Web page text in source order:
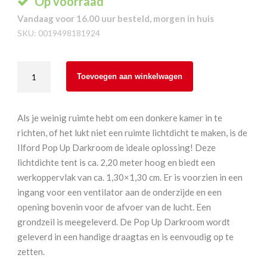
Vandaag voor 16.00 uur besteld, morgen in huis
SKU: 0019498181924
Pop
Darkroom
aantal
Toevoegen aan winkelwagen
Als je weinig ruimte hebt om een donkere kamer in te
richten, of het lukt niet een ruimte lichtdicht te maken, is de
Ilford Pop Up Darkroom de ideale oplossing! Deze
lichtdichte tent is ca. 2,20 meter hoog en biedt een
werkoppervlak van ca. 1,30×1,30 cm. Er is voorzien in een
ingang voor een ventilator aan de onderzijde en een
opening bovenin voor de afvoer van de lucht. Een
grondzeil is meegeleverd. De Pop Up Darkroom wordt
geleverd in een handige draagtas en is eenvoudig op te
zetten.